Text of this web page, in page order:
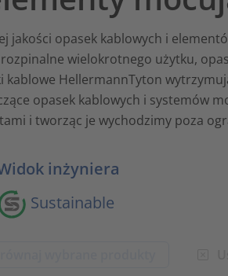
jakości opasek kablowych i
wielokrotnego użytku,
kablowe HellermannTyton
opasek kablowych i systemów
i tworząc je wychodzimy poza
inżyniera
Sustainable